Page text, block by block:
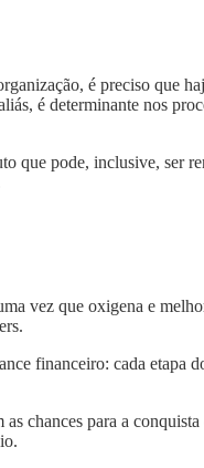
é preciso que
é determinante nos
que pode, inclusive, ser
vez que oxigena e
financeiro: cada etapa
chances para a